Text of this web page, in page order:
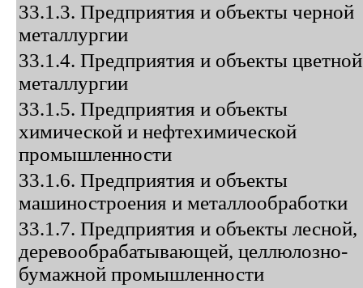
33.1.3. Предприятия и объекты черной
металлургии
33.1.4. Предприятия и объекты цветной
металлургии
33.1.5. Предприятия и объекты
химической и нефтехимической
промышленности
33.1.6. Предприятия и объекты
машиностроения и металлообработки
33.1.7. Предприятия и объекты лесной,
деревообрабатывающей, целлюлозно-
бумажной промышленности